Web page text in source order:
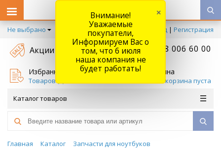
Не выбрано Вход | Регистрация
Акции +7 778 006 60 00
Избранное
Товаров (
Корзина
Ваша корзина пуста
Каталог товаров
Главная Каталог
Запчасти для ноутбуков
Внимание!
Уважаемые
покупатели,
Информируем Вас о
том, что 6 июля
наша компания не
будет работать!
×